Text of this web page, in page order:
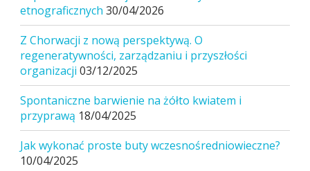
etnograficznych 30/04/2026
Z Chorwacji z nową perspektywą. O
regeneratywności, zarządzaniu i przyszłości
organizacji 03/12/2025
Spontaniczne barwienie na żółto kwiatem i
przyprawą 18/04/2025
Jak wykonać proste buty wczesnośredniowieczne?
10/04/2025